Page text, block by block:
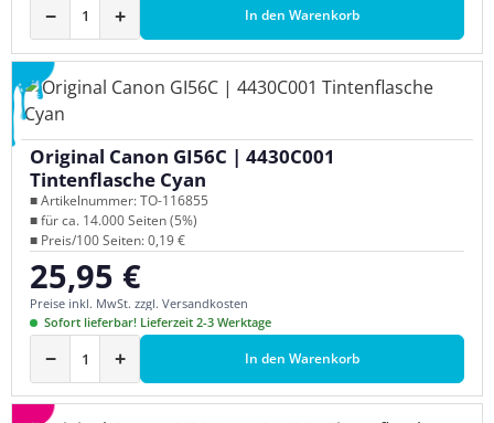
− + In den Warenkorb
Original Canon GI56C | 4430C001
Tintenflasche Cyan
■ Artikelnummer: TO-116855
■ für ca. 14.000 Seiten (5%)
■ Preis/100 Seiten: 0,19 €
Regulärer Preis:
25,95 €
Preise inkl. MwSt. zzgl. Versandkosten
Sofort lieferbar! Lieferzeit 2-3 Werktage
− + In den Warenkorb